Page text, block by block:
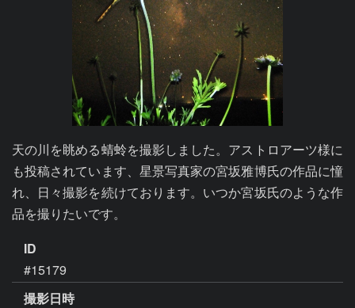
天の川を眺める蜻蛉を撮影しました。アストロアーツ様に
も投稿されています、星景写真家の宮坂雅博氏の作品に憧
れ、日々撮影を続けております。いつか宮坂氏のような作
品を撮りたいです。
ID
#15179
撮影日時